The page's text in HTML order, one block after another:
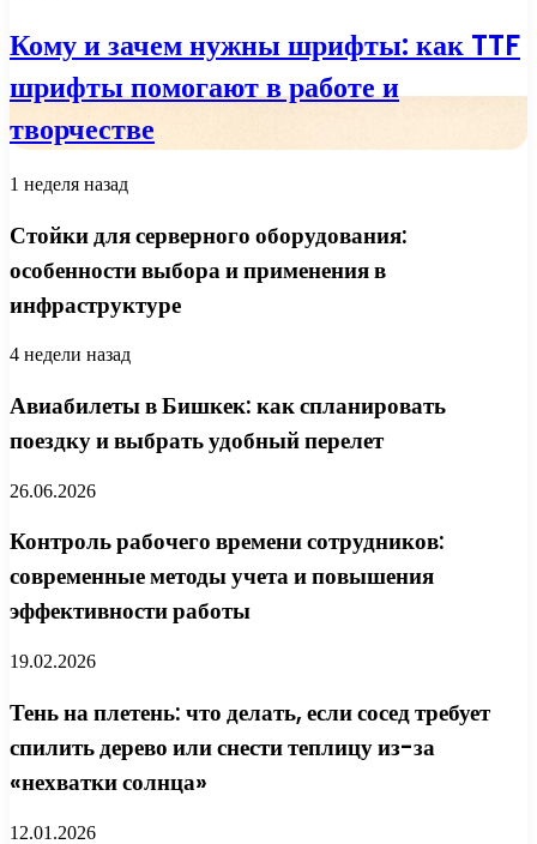
Кому и зачем нужны шрифты: как TTF
шрифты помогают в работе и
творчестве
1 неделя назад
Стойки для серверного оборудования:
особенности выбора и применения в
инфраструктуре
4 недели назад
Авиабилеты в Бишкек: как спланировать
поездку и выбрать удобный перелет
26.06.2026
Контроль рабочего времени сотрудников:
современные методы учета и повышения
эффективности работы
19.02.2026
Тень на плетень: что делать, если сосед требует
спилить дерево или снести теплицу из-за
«нехватки солнца»
12.01.2026